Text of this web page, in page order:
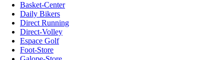
Basket-Center
Daily Bikers
Direct Running
Direct-Volley
Espace Golf
Foot-Store